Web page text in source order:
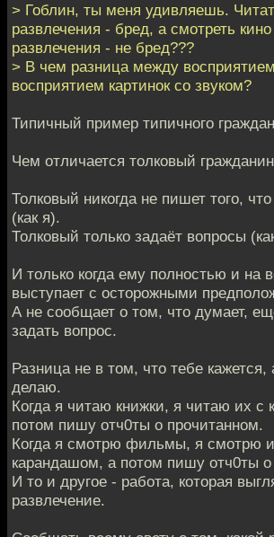
> Гоблин, ты меня удивляешь.
развлечения - бред, а смотреть
развлечения - не бред???
> В чем разница между
восприятием картинок со звуком?
Типичный пример типичного
Чем отличается толковый
Толковый никогда не пишет того,
(как я).
Толковый только задаёт вопросы
И только когда ему полностью и на
выступает с осторожными
А не сообщает о том, что думает,
задать вопрос.
Разница не в том, что тебе кажется,
делаю.
Когда я читаю книжки, я читаю их с
потом пишу отч0ты о прочитанном.
Когда я смотрю фильмы, я смотрю
карандашом, а потом пишу отч0ты о
И то и другое - работа, которая
развлечение.